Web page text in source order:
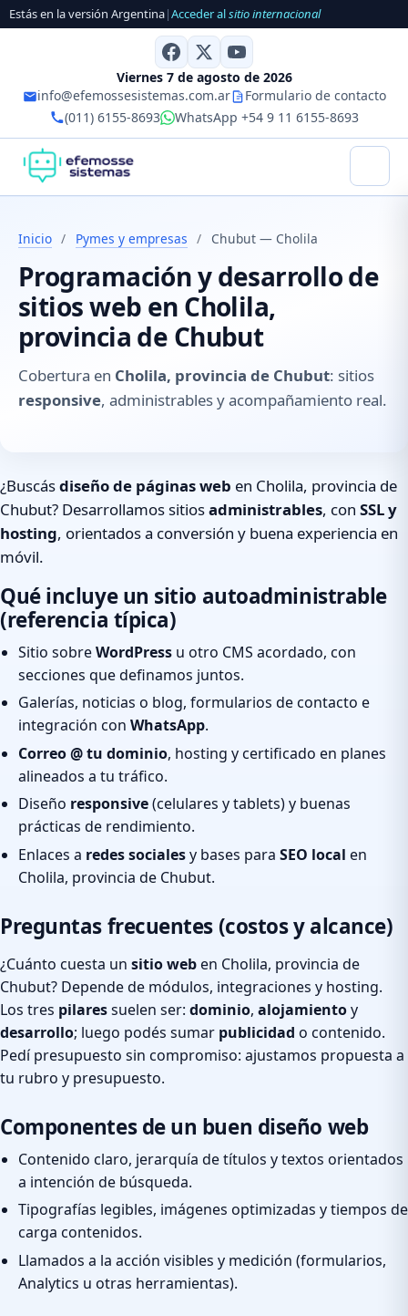
Estás en la versión Argentina|Acceder alsitio internacional
Viernes 7 de agosto de 2026
info@efemossesistemas.com.ar
Formulario de contacto
(011) 6155-8693
WhatsApp +54 9 11 6155-8693
Inicio / Pymes y empresas / Chubut — Cholila
Programación y desarrollo de
sitios web en Cholila,
provincia de Chubut
Cobertura en Cholila, provincia de Chubut: sitios
responsive, administrables y acompañamiento real.
¿Buscásdiseño de páginas web en Cholila, provincia de
Chubut? Desarrollamos sitiosadministrables, con SSL y
hosting, orientados a conversión y buena experiencia en
móvil.
Qué incluye un sitio autoadministrable
(referencia típica)
Sitio sobreWordPress u otro CMS acordado, con
secciones que definamos juntos.
Galerías, noticias o blog, formularios de contacto e
integración con WhatsApp.
Correo @ tu dominio, hosting y certificado en planes
alineados a tu tráfico.
Diseño responsive(celulares y tablets) y buenas
prácticas de rendimiento.
Enlaces a redes socialesy bases para SEO local en
Cholila, provincia de Chubut.
Preguntas frecuentes (costos y alcance)
¿Cuánto cuesta un sitio weben Cholila, provincia de
Chubut? Depende de módulos, integraciones y hosting.
Los tres pilaressuelen ser: dominio, alojamientoy
desarrollo; luego podés sumar publicidad o contenido.
Pedí presupuesto sin compromiso: ajustamos propuesta a
tu rubro y presupuesto.
Componentes de un buen diseño web
Contenido claro, jerarquía de títulos y textos orientados
a intención de búsqueda.
Tipografías legibles, imágenes optimizadas y tiempos de
carga contenidos.
Llamados a la acción visibles y medición (formularios,
Analytics u otras herramientas).